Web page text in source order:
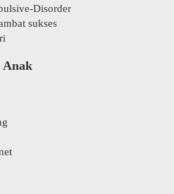
Disorder
sukses
Anak